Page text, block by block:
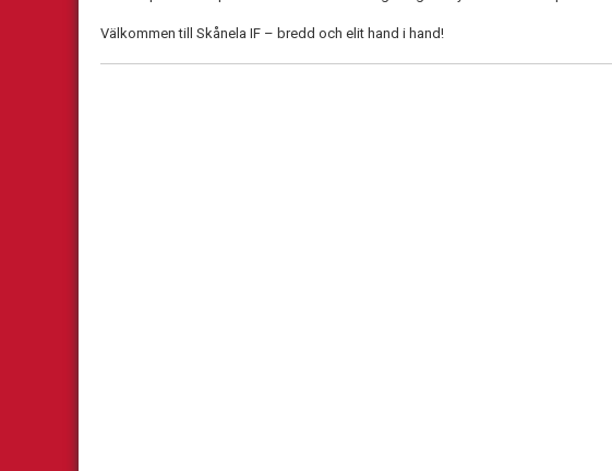
Välkommen till Skånela IF – bredd och elit hand i hand!